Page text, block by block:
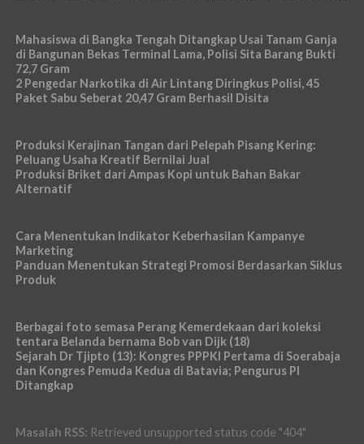
Mahasiswa di Bangka Tengah Ditangkap Usai Tanam Ganja
di Bangunan Bekas Terminal Lama, Polisi Sita Barang Bukti
72,7 Gram
2 Pengedar Narkotika di Air Lintang Diringkus Polisi, 45
Paket Sabu Seberat 20,47 Gram Berhasil Disita
Produksi Kerajinan Tangan dari Pelepah Pisang Kering:
Peluang Usaha Kreatif Bernilai Jual
Produksi Briket dari Ampas Kopi untuk Bahan Bakar
Alternatif
Cara Menentukan Indikator Keberhasilan Kampanye
Marketing
Panduan Menentukan Strategi Promosi Berdasarkan Siklus
Produk
Berbagai foto semasa Perang Kemerdekaan dari koleksi
tentara Belanda bernama Bob van Dijk (18)
Sejarah Dr Tjipto (13): Kongres PPPKI Pertama di Soerabaja
dan Kongres Pemuda Kedua di Batavia; Pengurus PI
Ditangkap
Masalah RSS: Retrieved unsupported status code "404"